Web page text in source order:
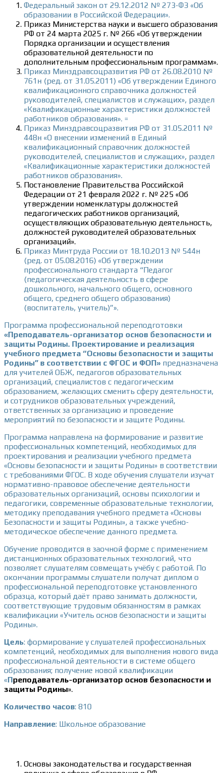
Федеральный закон от 29.12.2012 № 273-ФЗ «Об
образовании в Российской Федерации».
Приказ Министерства науки и высшего образования
РФ от 24 марта 2025 г. № 266 «Об утверждении
Порядка организации и осуществления
образовательной деятельности по
дополнительным профессиональным программам».
Приказ Минздравсоцразвития РФ от 26.08.2010 №
761н (ред. от 31.05.2011) «Об утверждении Единого
квалификационного справочника должностей
руководителей, специалистов и служащих», раздел
«Квалификационные характеристики должностей
работников образования». =
Приказ Минздравсоцразвития РФ от 31.05.2011 №
448н «О внесении изменений в Единый
квалификационный справочник должностей
руководителей, специалистов и служащих», раздел
«Квалификационные характеристики должностей
работников образования».
Постановление Правительства Российской
Федерации от 21 февраля 2022 г. № 225 «Об
утверждении номенклатуры должностей
педагогических работников организаций,
осуществляющих образовательную деятельность,
должностей руководителей образовательных
организаций».
Приказ Минтруда России от 18.10.2013 № 544н
(ред. от 05.08.2016) «Об утверждении
профессионального стандарта “Педагог
(педагогическая деятельность в сфере
дошкольного, начального общего, основного
общего, среднего общего образования)
(воспитатель, учитель)”».
Программа профессиональной переподготовки
«Преподаватель-организатор основ безопасности и
защиты Родины. Проектирование и реализация
учебного предмета “Основы безопасности и защиты
Родины” в соответствии с ФГОС и ФОП» предназначена
для учителей ОБЖ, педагогов образовательных
организаций, специалистов с педагогическим
образованием, желающих сменить сферу деятельности,
и сотрудников образовательных учреждений,
ответственных за организацию и проведение
мероприятий по безопасности и защите Родины.
Программа направлена на формирование и развитие
профессиональных компетенций, необходимых для
проектирования и реализации учебного предмета
«Основы безопасности и защиты Родины» в соответствии
с требованиями ФГОС. В ходе обучения слушатели изучат
нормативно-правовое обеспечение деятельности
образовательных организаций, основы психологии и
педагогики, современные образовательные технологии,
методику преподавания учебного предмета «Основы
Безопасности и защиты Родины», а также учебно-
методическое обеспечение данного предмета.
Обучение проводится в заочной форме с применением
дистанционных образовательных технологий, что
позволяет слушателям совмещать учёбу с работой. По
окончании программы слушатели получат диплом о
профессиональной переподготовке установленного
образца, который даёт право занимать должности,
соответствующие трудовым обязанностям в рамках
квалификации «Учитель основ безопасности и защиты
Родины».
Цель: формирование у слушателей профессиональных
компетенций, необходимых для выполнения нового вида
профессиональной деятельности в системе общего
образования; получение новой квалификации
«Преподаватель-организатор основ безопасности и
защиты Родины».
Количество часов: 810
Направление: Школьное образование
Основы законодательства и государственная